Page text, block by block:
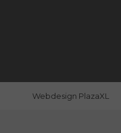
Webdesign PlazaXL